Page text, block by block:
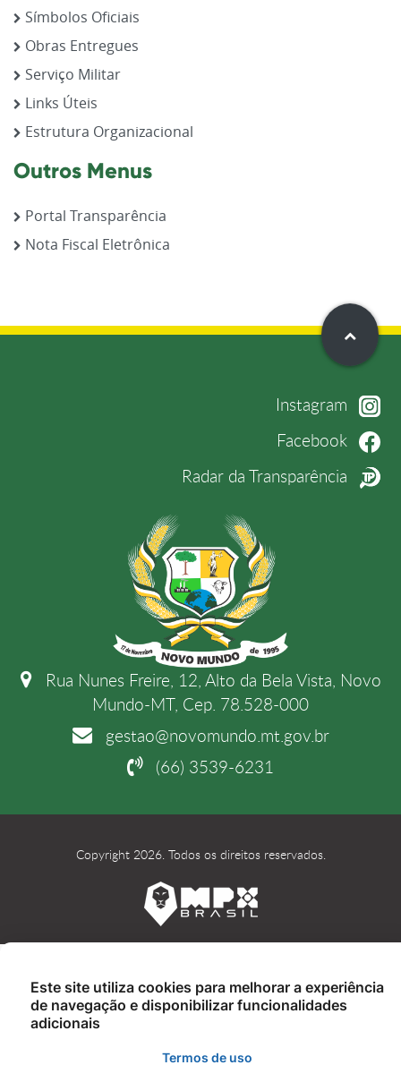
Símbolos Oficiais
Obras Entregues
Serviço Militar
Links Úteis
Estrutura Organizacional
Outros Menus
Portal Transparência
Nota Fiscal Eletrônica
Instagram
Facebook
Radar da Transparência
Rua Nunes Freire, 12, Alto da Bela Vista, Novo
Mundo-MT, Cep. 78.528-000
gestao@novomundo.mt.gov.br
(66) 3539-6231
Copyright 2026. Todos os direitos reservados.
Este site utiliza cookies para melhorar a experiência
de navegação e disponibilizar funcionalidades
adicionais
Termos de uso